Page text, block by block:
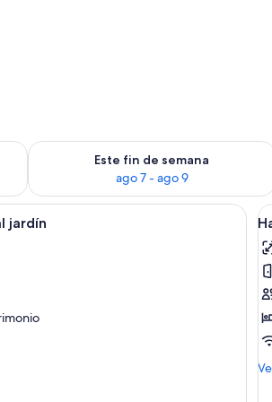
ago 7 - ago 8
Este fin de semana
ago 7 - ago 9
Consulta la disponibilidad para este
Una habitación de hotel con cama,
jardín